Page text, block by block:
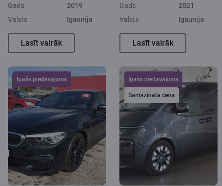
Gads
2019
Valsts
Igaunija
Lasīt vairāk
Gads
2021
Valsts
Igaunija
Lasīt vairāk
Īpašs piedāvājums Īpašs piedāvājums
Samazināta cena